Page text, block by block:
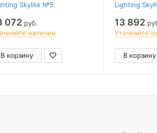
Skylite №5
072 руб.
наличие
В корзину
Lighting
13 892
Уточняйте
В корзину